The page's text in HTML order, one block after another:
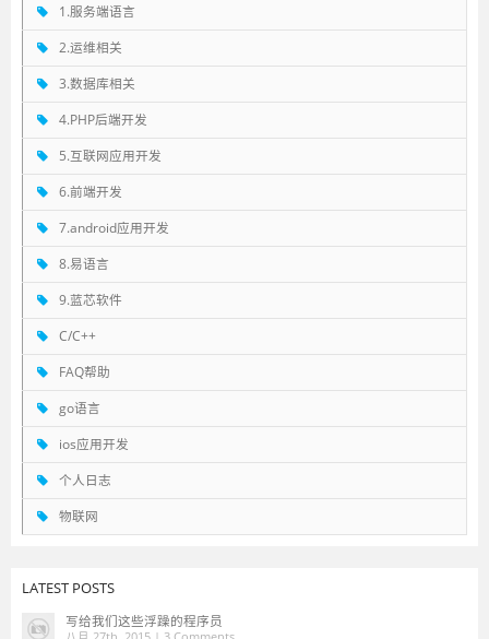
1.服务端语言
2.运维相关
3.数据库相关
4.PHP后端开发
5.互联网应用开发
6.前端开发
7.android应用开发
8.易语言
9.蓝芯软件
C/C++
FAQ帮助
go语言
ios应用开发
个人日志
物联网
LATEST POSTS
写给我们这些浮躁的程序员